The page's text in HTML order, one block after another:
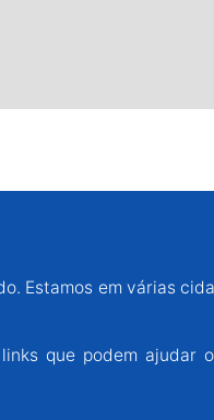
Estamos em várias
que podem ajudar